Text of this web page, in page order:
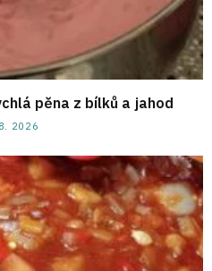
pěna z bílků a jahod
2026